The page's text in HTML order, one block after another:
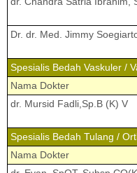
Dr. dr. Med. Jimmy
Spesialis Bedah Vaskuler /
Nama Dokter
dr. Mursid Fadli,Sp.B (K) V
Spesialis Bedah Tulang /
Nama Dokter